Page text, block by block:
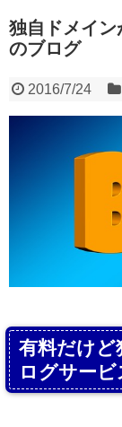
独自ドメイン
のブログ
2016/7/24
有料だけど
ログサービ